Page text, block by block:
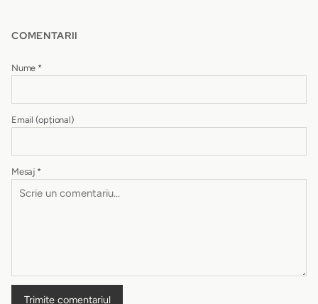
COMENTARII
Nume *
Email (opțional)
Mesaj *
Trimite comentariul